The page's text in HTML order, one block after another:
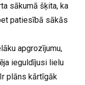
sākumā šķita, ka
patiesībā sākās
apgrozījumu,
ieguldījusi lielu
plāns kārtīgāk